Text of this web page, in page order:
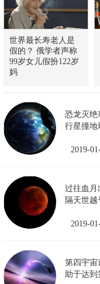
世界最长寿老人是
假的？ 俄学者声称
99岁女儿假扮122岁
妈
恐龙灭绝
行星撞地
2019-
过往血月
隔天世
2019-
第四宇宙
助于达到